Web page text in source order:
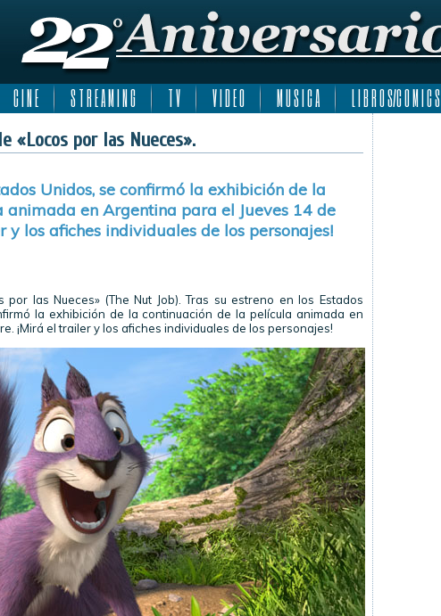
C I N E S T R E A M I N G T V V I D E O M U S I C A L I B R O S/C O M I C S
«Locos por las Nueces».
Unidos, se confirmó la exhibición de la
en Argentina para el Jueves 14 de
y los afiches individuales de los personajes!
las Nueces» (The Nut Job). Tras su estreno en los Estados
la exhibición de la continuación de la película animada en
¡Mirá el trailer y los afiches individuales de los personajes!